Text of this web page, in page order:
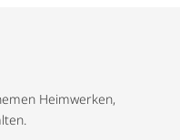
Heimwerken,